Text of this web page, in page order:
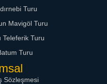
Turu
Mavigöl Turu
Turu
Turu
Sözleşmesi